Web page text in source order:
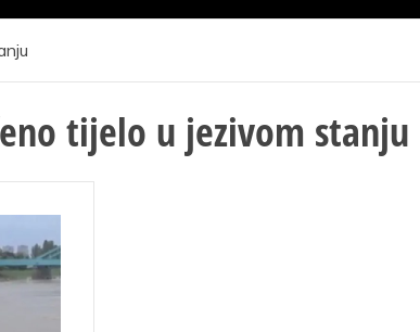
tijelo u jezivom stanju